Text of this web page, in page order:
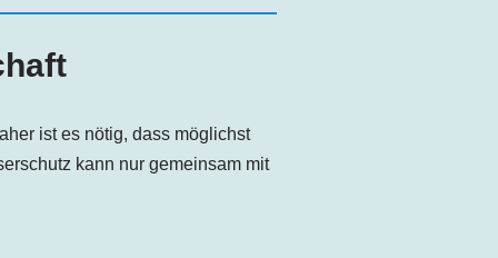
ist es nötig, dass möglichst
kann nur gemeinsam mit